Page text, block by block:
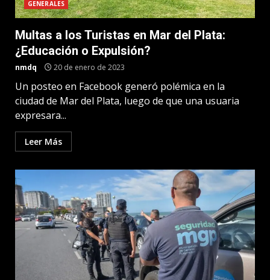
GENERALES
Multas a los Turistas en Mar del Plata:
¿Educación o Expulsión?
nmdq 20 de enero de 2023
Un posteo en Facebook generó polémica en la
ciudad de Mar del Plata, luego de que una usuaria
expresara...
Leer Más